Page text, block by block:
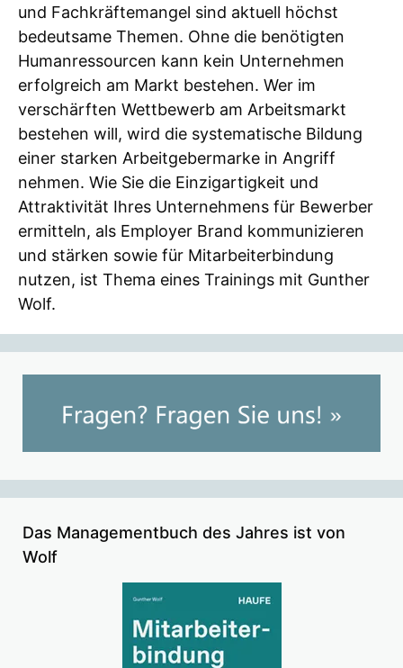
und Fachkräftemangel sind aktuell höchst
bedeutsame Themen. Ohne die benötigten
Humanressourcen kann kein Unternehmen
erfolgreich am Markt bestehen. Wer im
verschärften Wettbewerb am Arbeitsmarkt
bestehen will, wird die systematische Bildung
einer starken Arbeitgebermarke in Angriff
nehmen. Wie Sie die Einzigartigkeit und
Attraktivität Ihres Unternehmens für Bewerber
ermitteln, als Employer Brand kommunizieren
und stärken sowie für Mitarbeiterbindung
nutzen, ist Thema eines Trainings mit Gunther
Wolf.
Das Managementbuch des Jahres ist von
Wolf